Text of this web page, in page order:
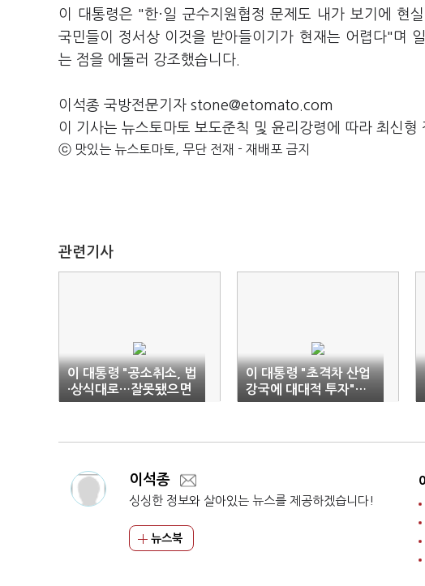
이 대통령은 "한·일 군수지원협정 문제도 내가 보기에 현
국민들이 정서상 이것을 받아들이기가 현재는 어렵다"며
는 점을 에둘러 강조했습니다.
이석종 국방전문기자 stone@etomato.com
이 기사는 뉴스토마토 보도준칙 및 윤리강령에 따라 최신형
ⓒ 맛있는 뉴스토마토, 무단 전재 - 재배포 금지
관련기사
이 대통령 "공소취소, 법
·상식대로…잘못됐으면
취소, 아니면 놔두는 것“
이 대통령 "초격차 산업
강국에 대대적 투자"…
보유세 인상도 시사(종
이석종
싱싱한 정보와 살아있는 뉴스를 제공하겠습니다!
뉴스북